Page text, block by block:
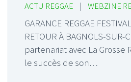
ACTU REGGAE | WEBZINE
GARANCE REGGAE
RETOUR À BAGNOLS-SUR-
partenariat avec La Grosse
le succès de son…